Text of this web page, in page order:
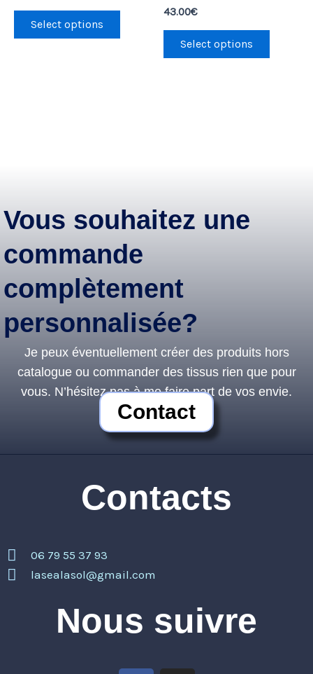
Select options
43.00€
Select options
Vous souhaitez une
commande
complètement
personnalisée?
Je peux éventuellement créer des produits hors
catalogue ou commander des tissus rien que pour
vous. N’hésitez pas à me faire part de vos envie.
Contact
Contacts
06 79 55 37 93
lasealasol@gmail.com
Nous suivre